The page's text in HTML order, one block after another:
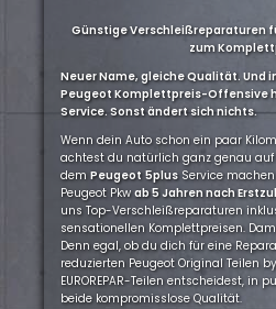
Günstige Verschleißreparaturen
zum
Neuer Name, gleiche Qualität. Und
Peugeot Komplettpreis-Offensive
Service. Sonst ändert sich nichts.
Wenn dein Auto schon ein paar
achtest du natürlich ganz genau auf
dem Peugeot 5plusService machen
Peugeot Pkwab 5 Jahren nach
uns Top-Verschleißreparaturen
sensationellen Komplettpreisen.
Denn egal, ob du dich für eine
reduzierten Peugeot Original Teilen
EUROREPAR-Teilen entscheidest, in
beide kompromisslose Qualität.